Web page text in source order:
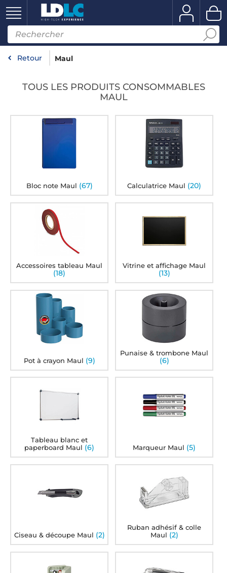
Retour Maul
TOUS LES PRODUITS CONSOMMABLES
MAUL
Bloc note Maul (67) Calculatrice Maul (20)
Accessoires tableau Maul
(18)
Vitrine et affichage Maul
(13)
Pot à crayon Maul (9)
Punaise & trombone Maul
(6)
Tableau blanc et
paperboard Maul (6) Marqueur Maul (5)
Ciseau & découpe Maul (2)
Ruban adhésif & colle
Maul (2)